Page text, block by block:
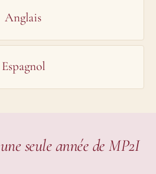
Anglais
Espagnol
une seule année de MP2I